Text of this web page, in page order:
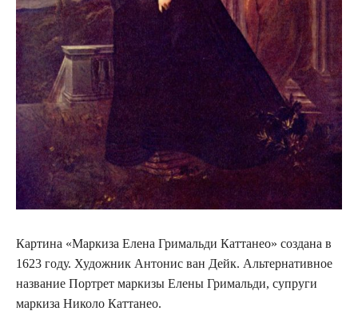
Картина «Маркиза Елена Гримальди Каттанео» создана в
1623 году. Художник Антонис ван Дейк. Альтернативное
название Портрет маркизы Елены Гримальди, супруги
маркиза Николо Каттанео.